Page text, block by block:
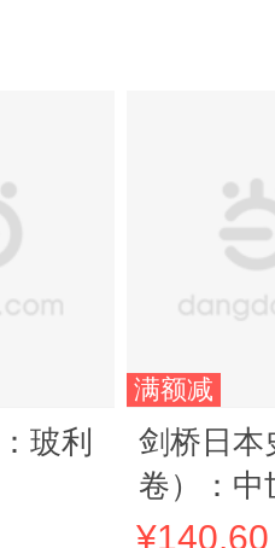
玻利
满额减
剑桥日本
卷）：中
¥140.60